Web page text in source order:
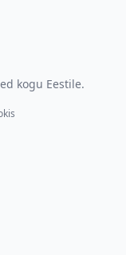
kogu Eestile.